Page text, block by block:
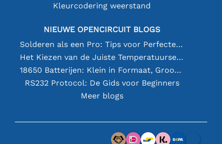
Kleurcodering weerstand
NIEUWE OPENCIRCUIT BLOGS
Solderen als een Pro: Tips voor Perfecte Elektronische Verbindingen
Het Kiezen van de Juiste Temperatuursensor [youtube]
18650 Batterijen: Klein in Formaat, Groot in Prestatie
RS232 Protocol: De Gids voor Beginners
Meer blogs